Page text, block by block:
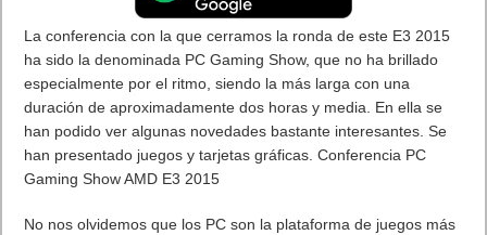
La conferencia con la que cerramos la ronda de este E3 2015
ha sido la denominada PC Gaming Show, que no ha brillado
especialmente por el ritmo, siendo la más larga con una
duración de aproximadamente dos horas y media. En ella se
han podido ver algunas novedades bastante interesantes. Se
han presentado juegos y tarjetas gráficas. Conferencia PC
Gaming Show AMD E3 2015
No nos olvidemos que los PC son la plataforma de juegos más